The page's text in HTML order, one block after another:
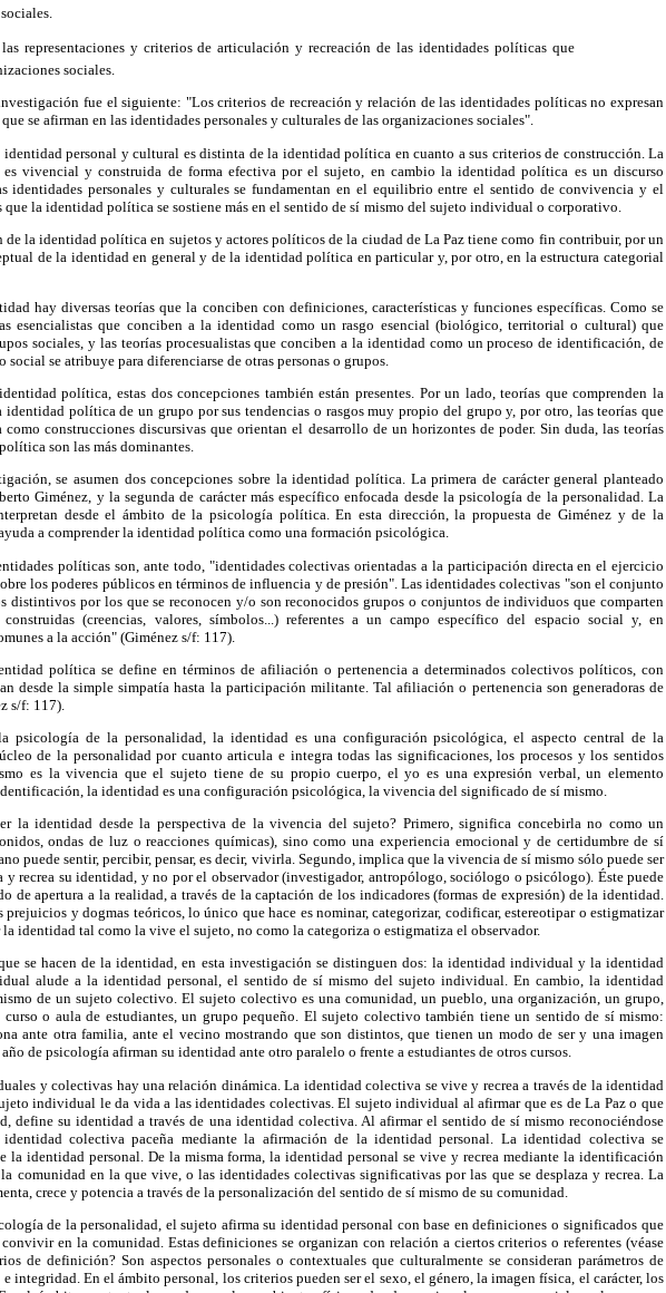
representaciones y criterios de articulación y recreación de las identidades políticas que
sociales.
fue el siguiente: "Los criterios de recreación y relación de las identidades políticas no expresan
se afirman en las identidades personales y culturales de las organizaciones sociales".
identidad personal y cultural es distinta de la identidad política en cuanto a sus criterios de construcción. La
vivencial y construida de forma efectiva por el sujeto, en cambio la identidad política es un discurso
identidades personales y culturales se fundamentan en el equilibrio entre el sentido de convivencia y el
la identidad política se sostiene más en el sentido de sí mismo del sujeto individual o corporativo.
de la identidad política en sujetos y actores políticos de la ciudad de La Paz tiene como fin contribuir, por un
de la identidad en general y de la identidad política en particular y, por otro, en la estructura categorial
hay diversas teorías que la conciben con definiciones, características y funciones específicas. Como se
esencialistas que conciben a la identidad como un rasgo esencial (biológico, territorial o cultural) que
sociales, y las teorías procesualistas que conciben a la identidad como un proceso de identificación, de
social se atribuye para diferenciarse de otras personas o grupos.
política, estas dos concepciones también están presentes. Por un lado, teorías que comprenden la
política de un grupo por sus tendencias o rasgos muy propio del grupo y, por otro, las teorías que
construcciones discursivas que orientan el desarrollo de un horizontes de poder. Sin duda, las teorías
son las más dominantes.
se asumen dos concepciones sobre la identidad política. La primera de carácter general planteado
Giménez, y la segunda de carácter más específico enfocada desde la psicología de la personalidad. La
desde el ámbito de la psicología política. En esta dirección, la propuesta de Giménez y de la
a comprender la identidad política como una formación psicológica.
políticas son, ante todo, "identidades colectivas orientadas a la participación directa en el ejercicio
los poderes públicos en términos de influencia y de presión". Las identidades colectivas "son el conjunto
distintivos por los que se reconocen y/o son reconocidos grupos o conjuntos de individuos que comparten
construidas (creencias, valores, símbolos...) referentes a un campo específico del espacio social y, en
a la acción" (Giménez s/f: 117).
política se define en términos de afiliación o pertenencia a determinados colectivos políticos, con
desde la simple simpatía hasta la participación militante. Tal afiliación o pertenencia son generadoras de
s/f: 117).
psicología de la personalidad, la identidad es una configuración psicológica, el aspecto central de la
de la personalidad por cuanto articula e integra todas las significaciones, los procesos y los sentidos
es la vivencia que el sujeto tiene de su propio cuerpo, el yo es una expresión verbal, un elemento
la identidad es una configuración psicológica, la vivencia del significado de sí mismo.
la identidad desde la perspectiva de la vivencia del sujeto? Primero, significa concebirla no como un
ondas de luz o reacciones químicas), sino como una experiencia emocional y de certidumbre de sí
puede sentir, percibir, pensar, es decir, vivirla. Segundo, implica que la vivencia de sí mismo sólo puede ser
recrea su identidad, y no por el observador (investigador, antropólogo, sociólogo o psicólogo). Éste puede
de apertura a la realidad, a través de la captación de los indicadores (formas de expresión) de la identidad.
prejuicios y dogmas teóricos, lo único que hace es nominar, categorizar, codificar, estereotipar o estigmatizar
identidad tal como la vive el sujeto, no como la categoriza o estigmatiza el observador.
se hacen de la identidad, en esta investigación se distinguen dos: la identidad individual y la identidad
alude a la identidad personal, el sentido de sí mismo del sujeto individual. En cambio, la identidad
de un sujeto colectivo. El sujeto colectivo es una comunidad, un pueblo, una organización, un grupo,
o aula de estudiantes, un grupo pequeño. El sujeto colectivo también tiene un sentido de sí mismo:
ante otra familia, ante el vecino mostrando que son distintos, que tienen un modo de ser y una imagen
de psicología afirman su identidad ante otro paralelo o frente a estudiantes de otros cursos.
y colectivas hay una relación dinámica. La identidad colectiva se vive y recrea a través de la identidad
individual le da vida a las identidades colectivas. El sujeto individual al afirmar que es de La Paz o que
define su identidad a través de una identidad colectiva. Al afirmar el sentido de sí mismo reconociéndose
colectiva paceña mediante la afirmación de la identidad personal. La identidad colectiva se
la identidad personal. De la misma forma, la identidad personal se vive y recrea mediante la identificación
comunidad en la que vive, o las identidades colectivas significativas por las que se desplaza y recrea. La
crece y potencia a través de la personalización del sentido de sí mismo de su comunidad.
de la personalidad, el sujeto afirma su identidad personal con base en definiciones o significados que
en la comunidad. Estas definiciones se organizan con relación a ciertos criterios o referentes (véase
de definición? Son aspectos personales o contextuales que culturalmente se consideran parámetros de
integridad. En el ámbito personal, los criterios pueden ser el sexo, el género, la imagen física, el carácter, los